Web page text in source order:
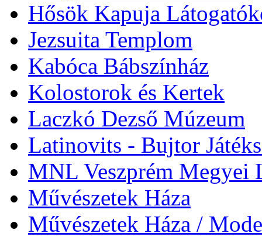
Hősök Kapuja
Jezsuita Templom
Kabóca Bábszínház
Kolostorok és Kertek
Laczkó Dezső Múzeum
Latinovits - Bujtor
MNL Veszprém Megyei
Művészetek Háza
Művészetek Háza /